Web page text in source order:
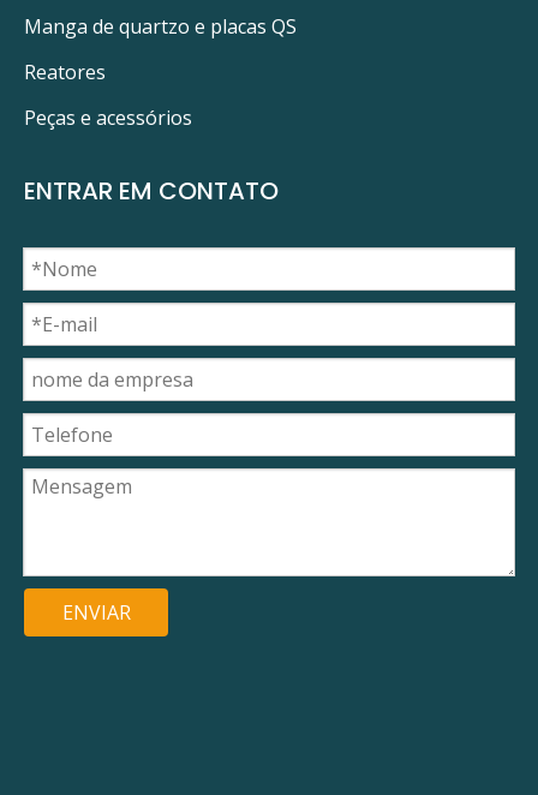
PRODUTOS RELACIONADOS
Manga de quartzo e placas QS
Reatores
Peças e acessórios
ENTRAR EM CONTATO
ENVIAR